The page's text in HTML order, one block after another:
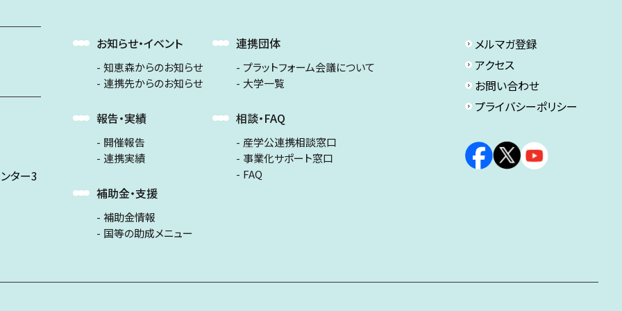
ター3
お知らせ・イベント
知恵森からのお知らせ
連携先からのお知らせ
報告・実績
開催報告
連携実績
補助金・支援
補助金情報
国等の助成メニュー
連携団体
プラットフォーム会議について
大学一覧
相談・FAQ
産学公連携相談窓口
事業化サポート窓口
FAQ
メルマガ登録
アクセス
お問い合わせ
プライバシーポリシー